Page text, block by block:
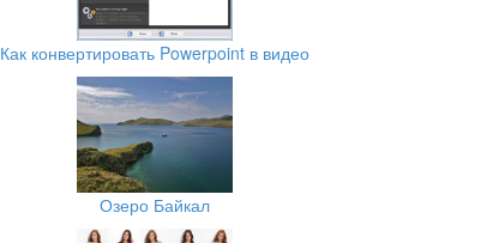
Как конвертировать Powerpoint в видео
Озеро Байкал